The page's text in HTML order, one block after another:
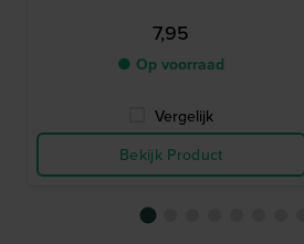
7,95
● Op voorraad
Vergelijk
Bekijk Product